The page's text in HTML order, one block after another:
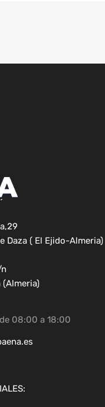
Daza ( El Ejido-Almeria)
(Almeria)
08:00 a 18:00